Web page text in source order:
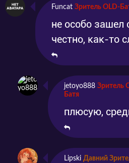
Funcat Зритель OLD-
не особо зашел
честно, как-то
jetoyo888 Зритель
Батя
плюсую,
Lipski Давний